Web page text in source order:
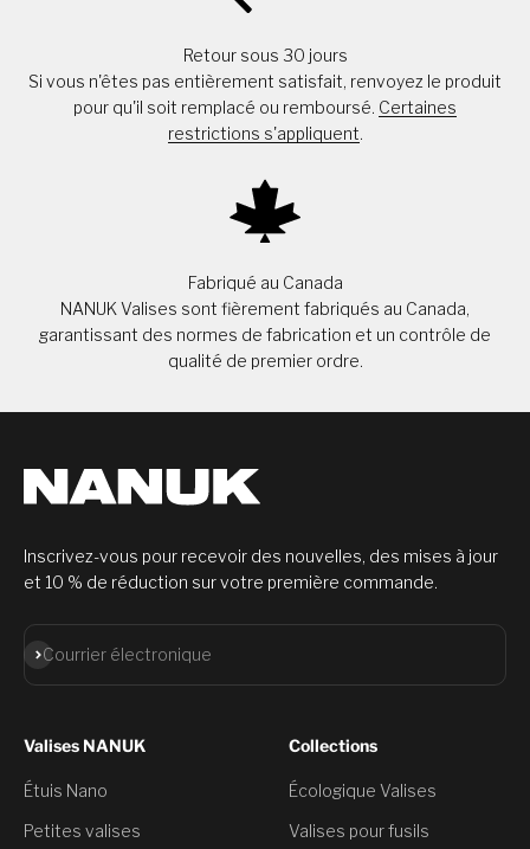
Retour sous 30 jours
Si vous n'êtes pas entièrement satisfait, renvoyez le produit
pour qu'il soit remplacé ou remboursé. Certaines
restrictions s'appliquent.
Fabriqué au Canada
NANUK Valises sont fièrement fabriqués au Canada,
garantissant des normes de fabrication et un contrôle de
qualité de premier ordre.
Inscrivez-vous pour recevoir des nouvelles, des mises à jour
et 10 % de réduction sur votre première commande.
Courrier électronique
S'abonner
Valises NANUK
Étuis Nano
Petites valises
Collections
Écologique Valises
Valises pour fusils